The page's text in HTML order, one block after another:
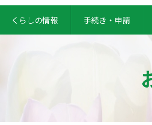
くらしの情報 手続き・申請